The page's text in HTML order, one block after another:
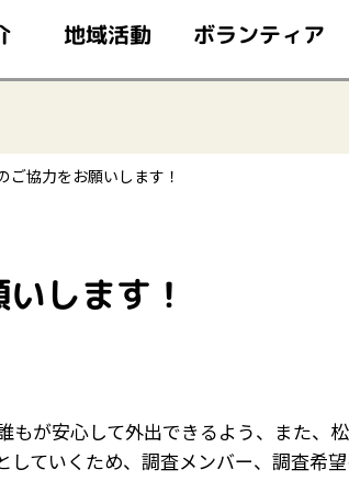
地域活動 ボランティア
ご協力をお願いします！
します！
が安心して外出できるよう、また、
ていくため、調査メンバー、調査希